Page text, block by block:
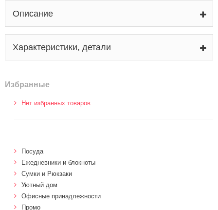
Описание
Характеристики, детали
Избранные
Нет избранных товаров
Посуда
Ежедневники и блокноты
Сумки и Рюкзаки
Уютный дом
Офисные принадлежности
Промо